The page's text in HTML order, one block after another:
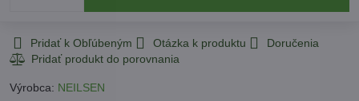
Pridať k Obľúbeným Otázka k produktu Doručenia
Výrobca: NEILSEN